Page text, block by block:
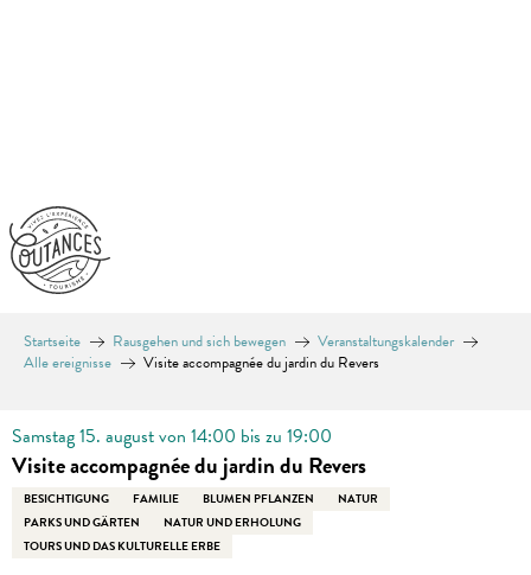
Startseite Rausgehen und sich bewegen
Veranstaltungskalender
Alle ereignisse
Visite accompagnée du jardin du Revers
Samstag 15. august von 14:00 bis zu 19:00
Visite accompagnée du jardin du Revers
BESICHTIGUNG FAMILIE BLUMEN PFLANZEN
NATUR
PARKS UND GÄRTEN
NATUR UND ERHOLUNG
TOURS UND DAS KULTURELLE ERBE